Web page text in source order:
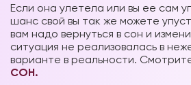
Если она улетела или вы ее сам
шанс свой вы так же можете
вам надо вернуться в сон и
ситуация не реализовалась в
варианте в реальности.
СОН.